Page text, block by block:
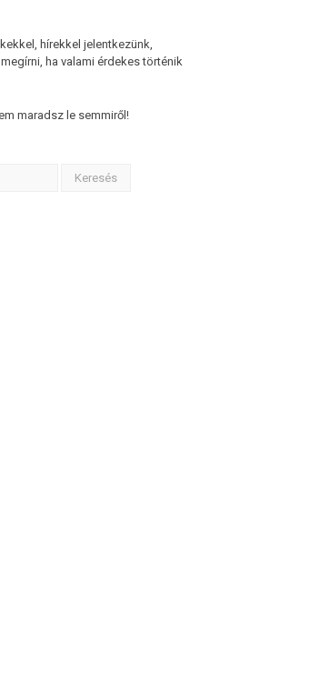
hírekkel jelentkezünk,
ha valami érdekes történik
maradsz le semmiről!